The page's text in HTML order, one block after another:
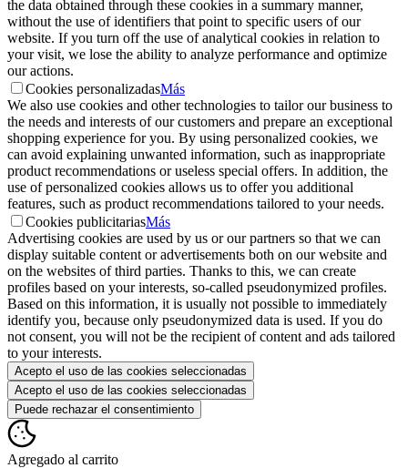
the data obtained through these cookies in a summary manner,
without the use of identifiers that point to specific users of our
website. If you turn off the use of analytical cookies in relation to
your visit, we lose the ability to analyze performance and optimize
our actions.
Cookies personalizadasMás
We also use cookies and other technologies to tailor our business to
the needs and interests of our customers and prepare an exceptional
shopping experience for you. By using personalized cookies, we
can avoid explaining unwanted information, such as inappropriate
product recommendations or useless special offers. In addition, the
use of personalized cookies allows us to offer you additional
features, such as product recommendations tailored to your needs.
Cookies publicitariasMás
Advertising cookies are used by us or our partners so that we can
display suitable content or advertisements both on our website and
on the websites of third parties. Thanks to this, we can create
profiles based on your interests, so-called pseudonymized profiles.
Based on this information, it is usually not possible to immediately
identify you, because only pseudonymized data is used. If you do
not consent, you will not be the recipient of content and ads tailored
to your interests.
Acepto el uso de las cookies seleccionadas
Acepto el uso de las cookies seleccionadas
Puede rechazar el consentimiento
Agregado al carrito